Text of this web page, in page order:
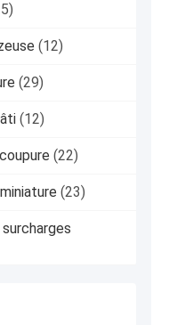
(12)
(29)
(12)
(22)
(23)